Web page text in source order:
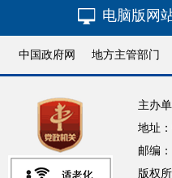
电脑版网
中国政府网 地方主管部门
主办
地址
邮编
版权